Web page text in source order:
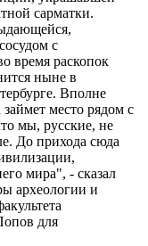
сарматки.
с
время раскопок
ныне в
Вполне
место рядом с
мы, русские, не
До прихода сюда
мира", - сказал
археологии и
для